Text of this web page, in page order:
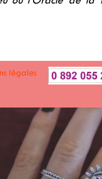
légales